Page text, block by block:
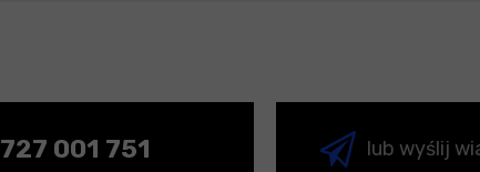
727 001 751 lub wyślij